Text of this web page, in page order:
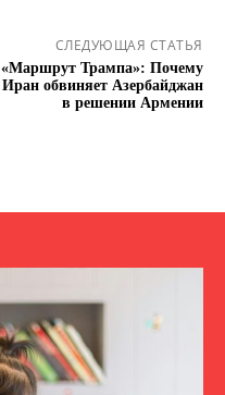
СЛЕДУЮЩАЯ СТАТЬЯ
«Маршрут Трампа»: Почему
Иран обвиняет Азербайджан
в решении Армении